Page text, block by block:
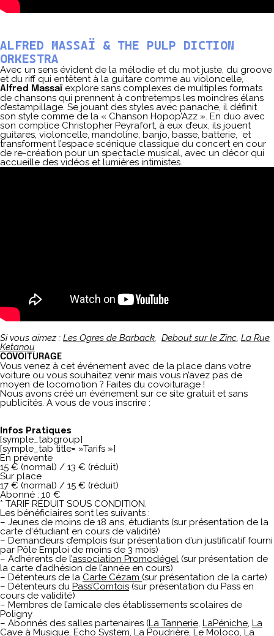
ALFRED MASSAÏ & THE PULP DICTION
ORKESTRA
Avec un sens évident de la mélodie et du mot juste, du groove
et du riff qui entêtent à la guitare comme au violoncelle,
Alfred Massaïexplore sans complexes de multiples formats
de chansons qui prennent à contretemps les moindres élans
d’estampillage. Se jouant des styles avec panache, il définit
son style comme de la « Chanson Hopop’Azz ». En duo avec
son complice Christopher Peyrafort, à eux d’eux, ils jouent
guitares, violoncelle, mandoline, banjo, basse, batterie, et
transforment l’espace scénique classique du concert en cour
de re-création pour un spectacle musical, avec un décor qui
accueille des vidéos et lumières intimistes.
Si vous aimez : Les Ogres de Barback, Debout sur le Zinc, La Rue
Ketanou
COVOITURAGE
Vous venez à cet événement avec de la place dans votre
voiture ou vous souhaitez venir mais vous n’avez pas de
moyen de locomotion ? Faites du covoiturage !
Nous avons créé un événement sur ce site gratuit et sans
publicités. A vous de vous inscrire :
Infos Pratiques
[symple_tabgroup]
[symple_tab title= »Tarifs »]
En prévente
15 € (normal) / 13 € (réduit)
Sur place
17 € (normal) / 15 € (réduit)
Abonné : 10 €
* TARIF RÉDUIT SOUS CONDITION.
Les bénéficiaires sont les suivants :
– Jeunes de moins de 18 ans, étudiants (sur présentation de la
carte d‘étudiant en cours de validité)
– Demandeurs d’emplois (sur présentation d’un justificatif fourni
par Pôle Emploi de moins de 3 mois)
– Adhérents de l’association Promodégel (sur présentation de
la carte d’adhésion de l’année en cours)
– Détenteurs de la Carte Cézam (sur présentation de la carte)
– Détenteurs du Pass’Comtois (sur présentation du Pass en
cours de validité)
– Membres de l’amicale des établissements scolaires de
Poligny
– Abonnés des salles partenaires (La Tannerie, LaPéniche, La
Cave à Musique, Echo System, La Poudrière, Le Moloco, La